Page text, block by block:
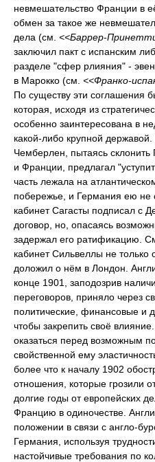
невмешательство Франции в
обмен за такое же
дела (см. <<Баррер-
заключил пакт с испанским
разделе "сфер рлияния" -
в Марокко (см. <<Франко-
По существу эти соглашения
которая, исходя из
особенно заинтересована в
какой-либо крупной
Чемберлен, пытаясь
и Франции, предлагал
часть лежала на
побережье, и Германия ею не
кабинет Сагасты подписал с
договор, но, опасаясь
задержал его ратификацию.
кабинет Сильвеллы не только
доложил о нём в Лондон.
конце 1901, заподозрив
переговоров, приняло через
политические, финансовые и
чтобы закрепить своё
оказаться перед возможным
свойственной ему
более что к началу 1902
отношения, которые грозили
долгие годы от европейских
Францию в одиночестве.
положении в связи с англо-
Германия, используя
настойчивые требования по